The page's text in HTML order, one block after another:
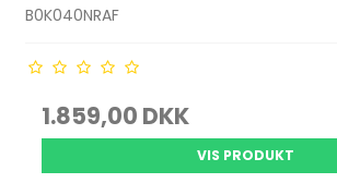
B0K040NRAF
1.859,00 DKK
VIS PRODUKT